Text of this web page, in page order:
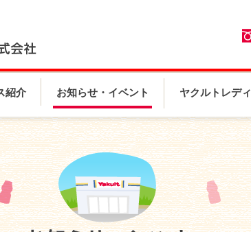
紹介 お知らせ・イベント ヤクルトレディ